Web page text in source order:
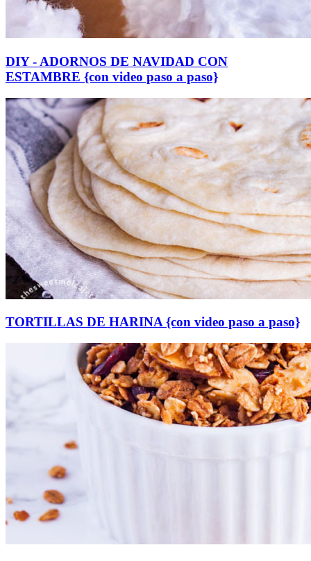
DIY - ADORNOS DE NAVIDAD CON
ESTAMBRE {con video paso a paso}
TORTILLAS DE HARINA {con video paso a paso}